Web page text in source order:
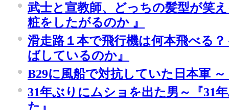
武士と宣教師、どっちの髪型が笑
粧をしたがるのか 』
滑走路１本で飛行機は何本飛べる
ばしているのか』
B29に風船で対抗していた日本軍
31年ぶりにムショを出た男～『31
た』